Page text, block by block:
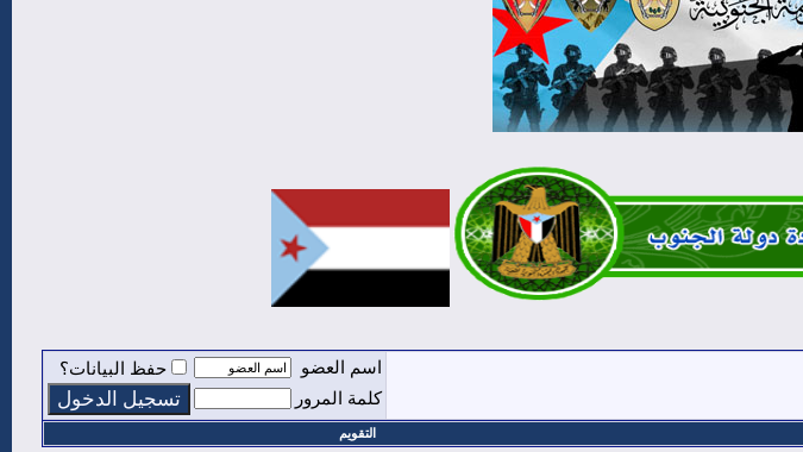
اسم العضو
حفظ البيانات؟
كلمة المرور
التقويم